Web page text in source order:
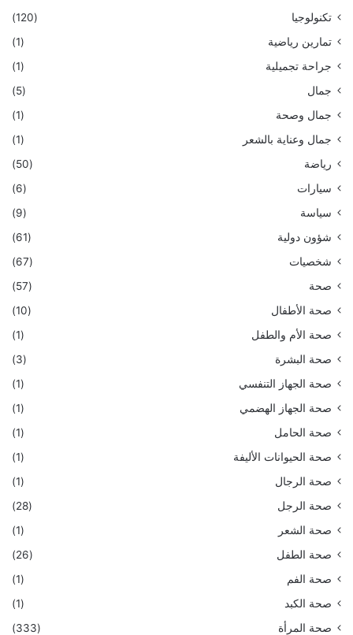
تكنولوجيا
(120)
تمارين رياضية
(1)
جراحة تجميلية
(1)
جمال
(5)
جمال وصحة
(1)
جمال وعناية بالشعر
(1)
رياضة
(50)
سيارات
(6)
سياسة
(9)
شؤون دولية
(61)
شخصيات
(67)
صحة
(57)
صحة الأطفال
(10)
صحة الأم والطفل
(1)
صحة البشرة
(3)
صحة الجهاز التنفسي
(1)
صحة الجهاز الهضمي
(1)
صحة الحامل
(1)
صحة الحيوانات الأليفة
(1)
صحة الرجال
(1)
صحة الرجل
(28)
صحة الشعر
(1)
صحة الطفل
(26)
صحة الفم
(1)
صحة الكبد
(1)
صحة المرأة
(333)